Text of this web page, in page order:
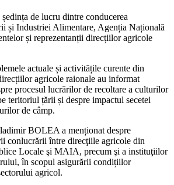
de lucru dintre conducerea
și Industriei Alimentare, Agenția Națională
și reprezentanții direcțiilor agricole
actuale și activitățile curente din
agricole raionale au informat
procesul lucrărilor de recoltare a culturilor
teritoriul țării și despre impactul secetei
de câmp.
BOLEA a menționat despre
conlucrării între direcţiile agricole din
Locale şi MAIA, precum şi a instituţiilor
în scopul asigurării condițiilor
agricol.